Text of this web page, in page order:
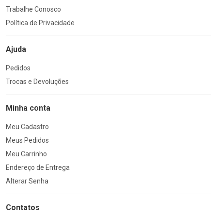
Trabalhe Conosco
Política de Privacidade
Ajuda
Pedidos
Trocas e Devoluções
Minha conta
Meu Cadastro
Meus Pedidos
Meu Carrinho
Endereço de Entrega
Alterar Senha
Contatos